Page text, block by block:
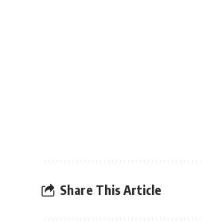
Share This Article